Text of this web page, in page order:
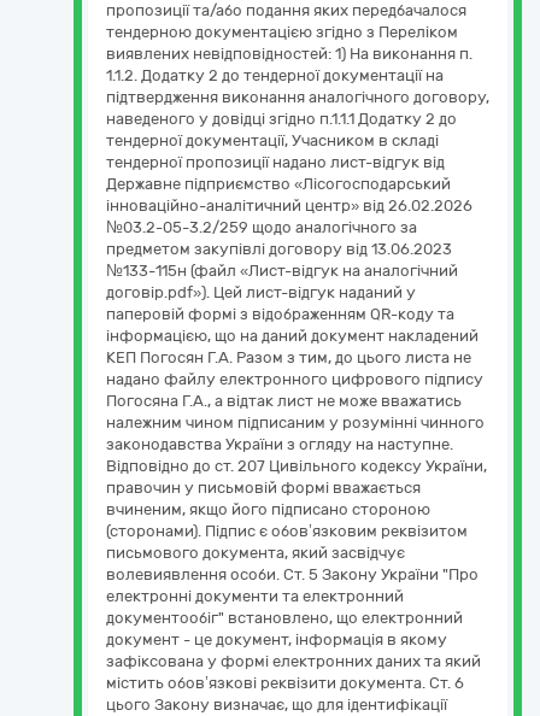
пропозиції та/або подання яких передбачалося
тендерною документацією згідно з Переліком
виявлених невідповідностей: 1) На виконання п.
1.1.2. Додатку 2 до тендерної документації на
підтвердження виконання аналогічного договору,
наведеного у довідці згідно п.1.1.1 Додатку 2 до
тендерної документації, Учасником в складі
тендерної пропозиції надано лист-відгук від
Державне підприємство «Лісогосподарський
інноваційно-аналітичний центр» від 26.02.2026
№03.2-05-3.2/259 щодо аналогічного за
предметом закупівлі договору від 13.06.2023
№133-115н (файл «Лист-відгук на аналогічний
договір.pdf»). Цей лист-відгук наданий у
паперовій формі з відображенням QR-коду та
інформацією, що на даний документ накладений
КЕП Погосян Г.А. Разом з тим, до цього листа не
надано файлу електронного цифрового підпису
Погосяна Г.А., а відтак лист не може вважатись
належним чином підписаним у розумінні чинного
законодавства України з огляду на наступне.
Відповідно до ст. 207 Цивільного кодексу України,
правочин у письмовій формі вважається
вчиненим, якщо його підписано стороною
(сторонами). Підпис є обов’язковим реквізитом
письмового документа, який засвідчує
волевиявлення особи. Ст. 5 Закону України "Про
електронні документи та електронний
документообіг" встановлено, що електронний
документ - це документ, інформація в якому
зафіксована у формі електронних даних та який
містить обов’язкові реквізити документа. Ст. 6
цього Закону визначає, що для ідентифікації